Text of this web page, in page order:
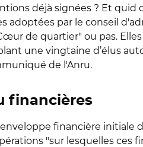
déjà signées ? Et quid
adoptées par le conseil
de quartier" ou pas.
une vingtaine d’élus
de l'Anru.
financières
financière initiale
"sur lesquelles